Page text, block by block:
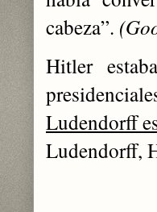
cabeza”.
Hitler
Ludendorff
Ludendorff,